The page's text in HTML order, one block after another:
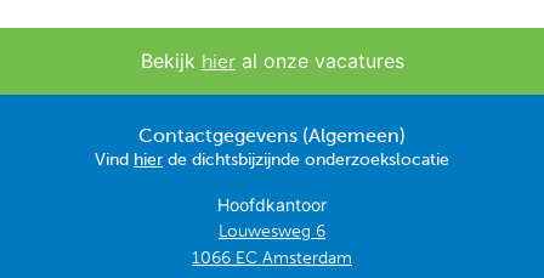
Bekijk hieral onze vacatures
Contactgegevens (Algemeen)
Vind hier de dichtsbijzijnde onderzoekslocatie
Hoofdkantoor
Louwesweg 6
1066 EC Amsterdam